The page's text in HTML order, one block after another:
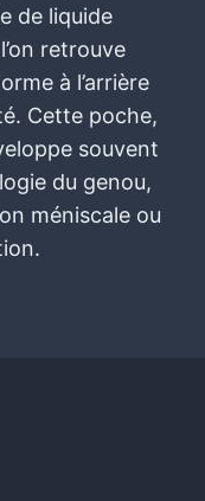
de liquide
retrouve
à l’arrière
Cette poche,
souvent
du genou,
méniscale ou